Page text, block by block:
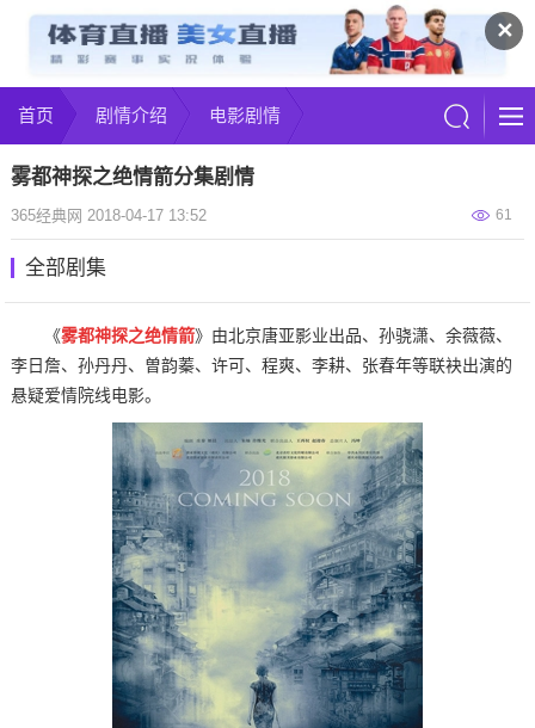
✕
首页 剧情介绍 电影剧情
雾都神探之绝情箭分集剧情
61
365经典网 2018-04-17 13:52
全部剧集
《雾都神探之绝情箭》由北京唐亚影业出品、孙骁潇、余薇薇、
李日詹、孙丹丹、曽韵蓁、许可、程爽、李耕、张春年等联袂出演的
悬疑爱情院线电影。